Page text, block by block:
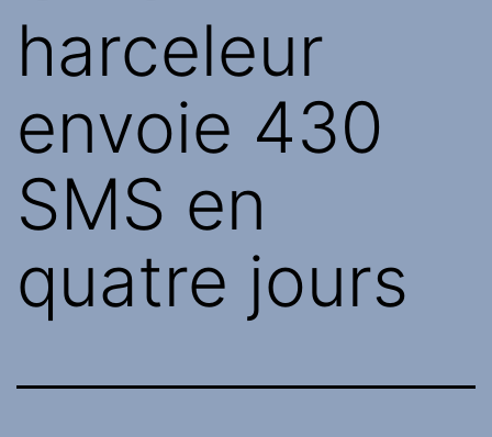
harceleur
envoie 430
SMS en
quatre jours